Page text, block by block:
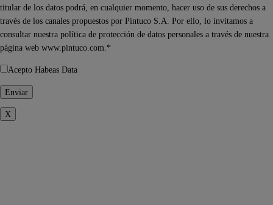
titular de los datos podrá, en cualquier momento, hacer uso de sus derechos a
través de los canales propuestos por Pintuco S.A. Por ello, lo invitamos a
consultar nuestra política de protección de datos personales a través de nuestra
página web www.pintuco.com.*
Acepto Habeas Data
X